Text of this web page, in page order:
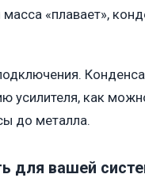
«плавает»,
усилителя, как
до металла.
для вашей